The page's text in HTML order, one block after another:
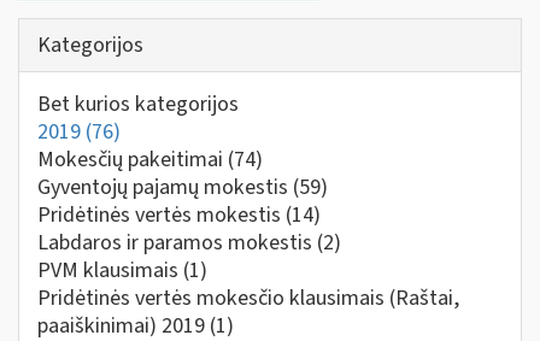
Kategorijos
Bet kurios kategorijos
2019 (76)
Mokesčių pakeitimai (74)
Gyventojų pajamų mokestis (59)
Pridėtinės vertės mokestis (14)
Labdaros ir paramos mokestis (2)
PVM klausimais (1)
Pridėtinės vertės mokesčio klausimais (Raštai,
paaiškinimai) 2019 (1)